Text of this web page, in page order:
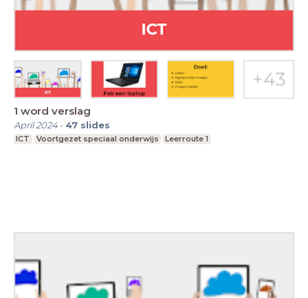
1 word verslag
April 2024- 47 slides
ICT Voortgezet speciaal onderwijs Leerroute 1